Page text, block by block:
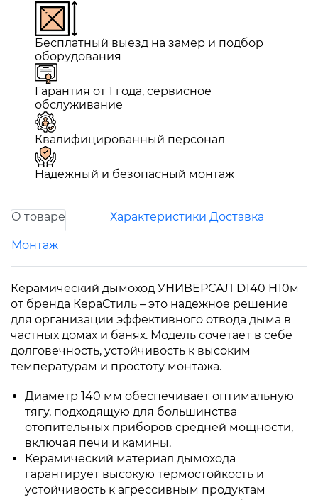
Бесплатный выезд на замер и подбор
оборудования
Гарантия от 1 года, сервисное
обслуживание
Квалифицированный персонал
Надежный и безопасный монтаж
О товаре Характеристики Доставка
Монтаж
Керамический дымоход УНИВЕРСАЛ D140 H10м
от бренда КераСтиль – это надежное решение
для организации эффективного отвода дыма в
частных домах и банях. Модель сочетает в себе
долговечность, устойчивость к высоким
температурам и простоту монтажа.
Диаметр 140 мм обеспечивает оптимальную
тягу, подходящую для большинства
отопительных приборов средней мощности,
включая печи и камины.
Керамический материал дымохода
гарантирует высокую термостойкость и
устойчивость к агрессивным продуктам